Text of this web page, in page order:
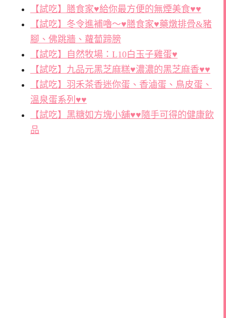
【試吃】膳食家♥給你最方便的無煙美食♥♥
【試吃】冬令進補嚕～♥膳食家♥藥燉排骨&豬
腳、佛跳牆、蘿蔔蹄膀
【試吃】自然牧場：L10白玉子雞蛋♥
【試吃】九品元黑芝麻糕♥濃濃的黑芝麻香♥♥
【試吃】羽禾茶香迷你蛋、香滷蛋、鳥皮蛋、
溫泉蛋系列♥♥
【試吃】黑糖如方塊小舖♥♥隨手可得的健康飲
品